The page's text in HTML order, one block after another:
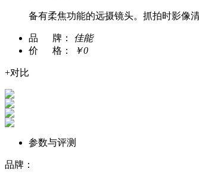
备有柔焦功能的远摄镜头。抓拍时影像
品 牌：
佳能
价 格：
￥0
+对比
参数与评测
品牌：